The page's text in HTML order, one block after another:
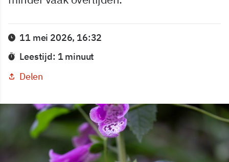
11 mei 2026, 16:32
Leestijd: 1 minuut
Delen